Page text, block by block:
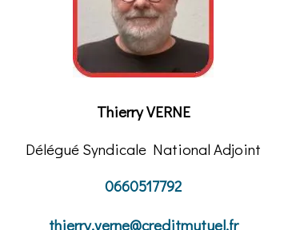
Thierry VERNE
Délégué Syndicale National Adjoint
0660517792
thierry.verne@creditmutuel.fr